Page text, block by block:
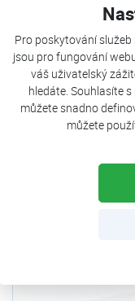
Pro poskytování
jsou pro fungování
váš uživatelský
hledáte. Souhlasíte
můžete snadno
můžete
Aircon FUJI ASF
Nový typ oblíbených
elegantním
typy a výkony
pohodlné ovládání
- to jsou přednosti